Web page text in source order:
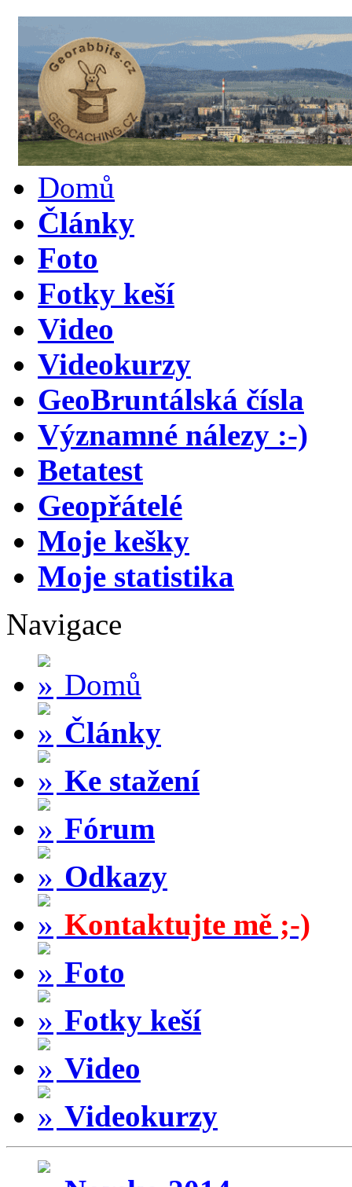
Domů
Články
Foto
Fotky keší
Video
Videokurzy
GeoBruntálská čísla
Významné nálezy :-)
Betatest
Geopřátelé
Moje kešky
Moje statistika
Navigace
Domů
Články
Ke stažení
Fórum
Odkazy
Kontaktujte mě ;-)
Foto
Fotky keší
Video
Videokurzy